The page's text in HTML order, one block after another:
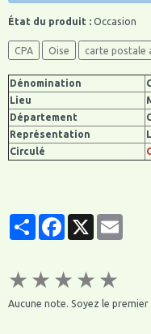
État du produit : Occasion
CPA Oise carte postale
Dénomination
Lieu
Département
Représentation
Circulé
PartagerFacebook
X
★ ★ ★ ★ ★
Aucune note. Soyez le